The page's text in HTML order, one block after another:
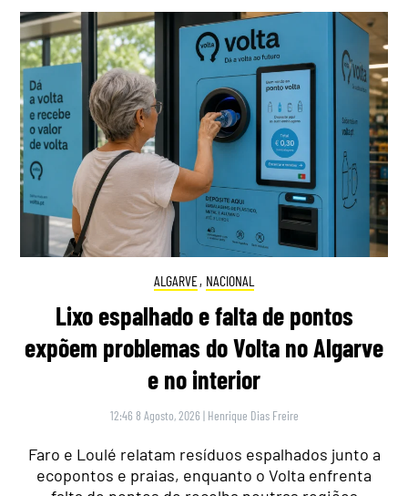
ALGARVE, NACIONAL
Lixo espalhado e falta de pontos
expõem problemas do Volta no Algarve
e no interior
12:46 8 Agosto, 2026 | Henrique Dias Freire
Faro e Loulé relatam resíduos espalhados junto a
ecopontos e praias, enquanto o Volta enfrenta